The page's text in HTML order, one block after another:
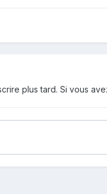
plus tard. Si vous